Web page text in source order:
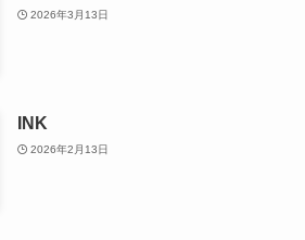
2026年3月13日
INK
2026年2月13日